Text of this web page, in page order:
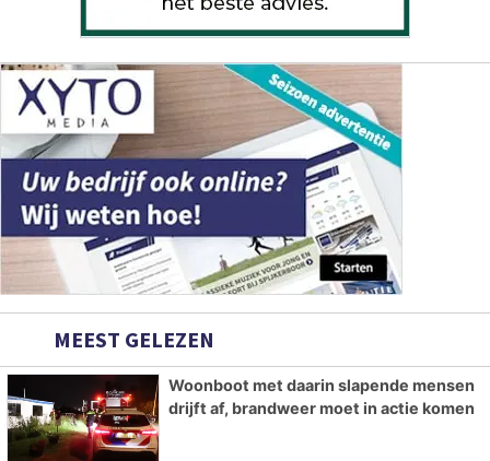
MEEST GELEZEN
Woonboot met daarin slapende mensen
drijft af, brandweer moet in actie komen